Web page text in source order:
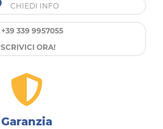
CHIEDI INFO
+39 339 9957055
SCRIVICI ORA!
Garanzia